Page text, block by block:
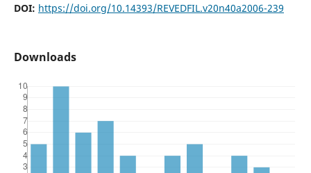
DOI: https://doi.org/10.14393/REVEDFIL.v20n40a2006-239
Downloads